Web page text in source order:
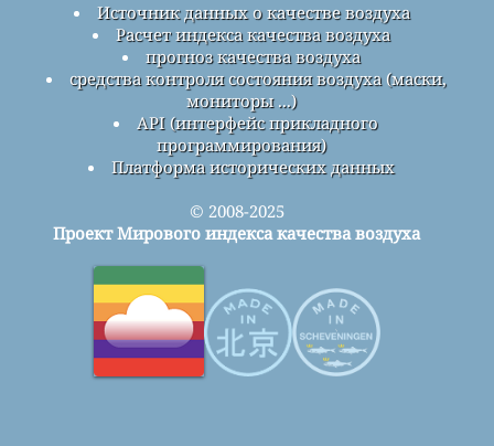
Источник данных о качестве воздуха
Расчет индекса качества воздуха
прогноз качества воздуха
средства контроля состояния воздуха (маски,
мониторы ...)
API (интерфейс прикладного
программирования)
Платформа исторических данных
© 2008-2025
Проект Мирового индекса качества воздуха